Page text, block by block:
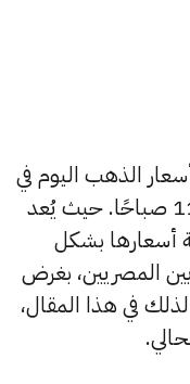
الذهب اليوم في
مصر الأثنين 27 أبريل الساعة 11:05 صباحًا. حيث يُعد
أسعارها بشكل
المصريين، بغرض
في هذا المقال،